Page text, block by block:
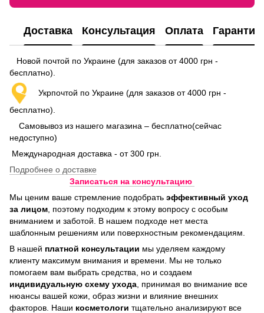
Доставка Консультация Оплата Гарантия
Новой почтой по Украине (для заказов от 4000 грн -
бесплатно).
Укрпочтой по Украине (для заказов от 4000 грн -
бесплатно).
Самовывоз из нашего магазина – бесплатно(сейчас
недоступно)
Международная доставка - от 300 грн.
Подробнее о доставке
Записаться на консультацию
Мы ценим ваше стремление подобрать эффективный уход
за лицом , поэтому подходим к этому вопросу с особым
вниманием и заботой. В нашем подходе нет места
шаблонным решениям или поверхностным рекомендациям.
В нашей платной консультации мы уделяем каждому
клиенту максимум внимания и времени. Мы не только
помогаем вам выбрать средства, но и создаем
индивидуальную схему ухода , принимая во внимание все
нюансы вашей кожи, образ жизни и влияние внешних
факторов. Наши косметологи тщательно анализируют все